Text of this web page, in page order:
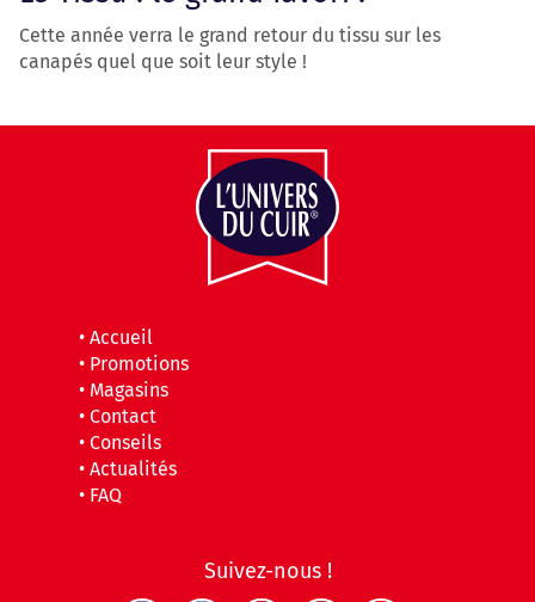
Cette année verra le grand retour du tissu sur les
canapés quel que soit leur style !
• Accueil
• Promotions
• Magasins
• Contact
• Conseils
• Actualités
• FAQ
Suivez-nous !